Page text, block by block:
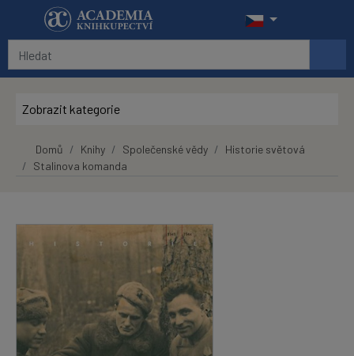
Přeskočit na hlavní obsah
Zobrazit kategorie
Domů Knihy Společenské vědy
Historie světová
Stalinova komanda